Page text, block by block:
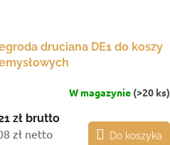
druciana DE1 do koszy
W magazynie (>20 ks)
zł brutto
zł netto Do koszyka